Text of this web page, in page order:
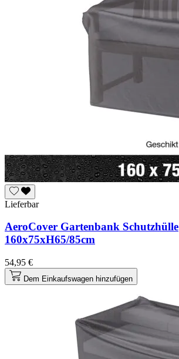
Lieferbar
AeroCover Gartenbank Schutzhülle
160x75xH65/85cm
54,95 €
Dem Einkaufswagen hinzufügen